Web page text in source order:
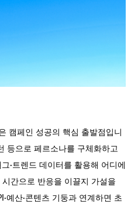
캠페인 성공의 핵심 출발점입니
등으로 페르소나를 구체화하고
·트렌드 데이터를 활용해 어디에
시간으로 반응을 이끌지 가설을
예산·콘텐츠 기둥과 연계하면 초